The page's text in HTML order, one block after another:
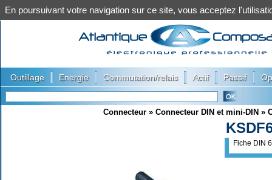
Outillage Energie Commutation/relais Actif Passif
Connecteur » Connecteur DIN et mini-DIN »
Fiche DIN
En poursuivant votre navigation sur ce site, vous acceptez